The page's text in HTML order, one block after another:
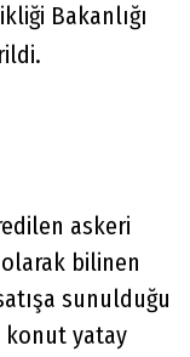
Bakanlığı
askeri
olarak bilinen
sunulduğu
konut yatay